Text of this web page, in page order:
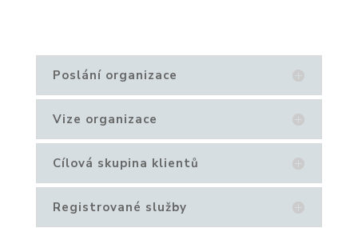
Poslání organizace
Vize organizace
Cílová skupina klientů
Registrované služby